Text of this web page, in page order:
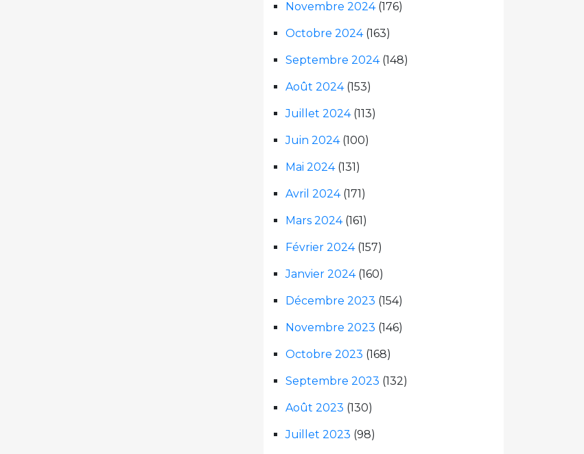
Novembre 2024(176)
Octobre 2024(163)
Septembre 2024(148)
Août 2024(153)
Juillet 2024(113)
Juin 2024(100)
Mai 2024(131)
Avril 2024(171)
Mars 2024(161)
Février 2024(157)
Janvier 2024(160)
Décembre 2023 (154)
Novembre 2023 (146)
Octobre 2023 (168)
Septembre 2023 (132)
Août 2023 (130)
Juillet 2023 (98)